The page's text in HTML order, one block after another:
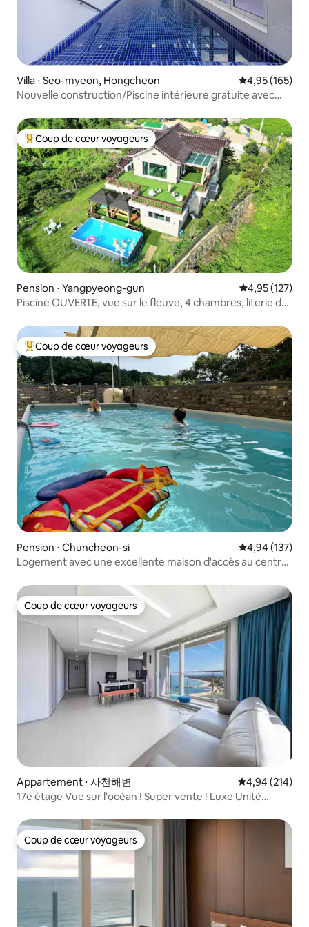
Villa ⋅ Seo-myeon, Hongcheon Évaluation
4,95 (165)
Nouvelle construction/Piscine intérieure gratuite avec
réduction pour les nuits consécutives/Maison privée de
40 pyeong pour 1 équipe/près de Séoul/Barbecue
Coups de cœur voyageurs les plus appréciés
Coup de cœur voyageurs
Pension ⋅ Yangpyeong-gun Évaluation
4,95 (127)
Piscine OUVERTE, vue sur le fleuve, 4 chambres, literie de
carrés (60 pyeong), table à manger et chaises
Coups de cœur voyageurs les plus appréciés
Coup de cœur voyageurs
Pension ⋅ Chuncheon-si Évaluation
4,94 (137)
Logement avec une excellente maison d'accès au centre-
Coup de cœur voyageurs
Coup de cœur voyageurs
Appartement ⋅ 사천해변 Évaluation
4,94 (214)
17e étage Vue sur l'océan ! Super vente ! Luxe Unité
Coup de cœur voyageurs
Coup de cœur voyageurs